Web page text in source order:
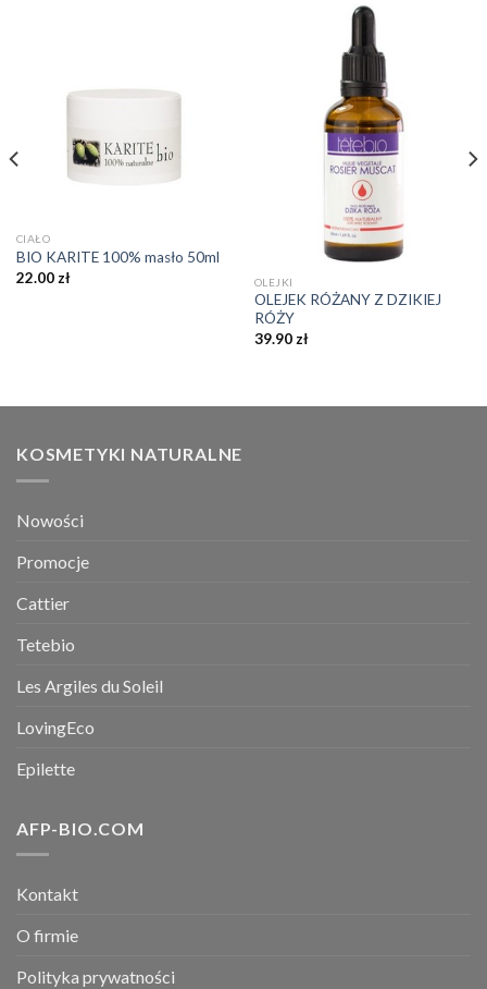
CIAŁO
BIO KARITE 100% masło 50ml
22.00 zł OLEJKI
OLEJEK RÓŻANY Z DZIKIEJ
RÓŻY
39.90 zł
KOSMETYKI NATURALNE
Nowości
Promocje
Cattier
Tetebio
Les Argiles du Soleil
LovingEco
Epilette
AFP-BIO.COM
Kontakt
O firmie
Polityka prywatności